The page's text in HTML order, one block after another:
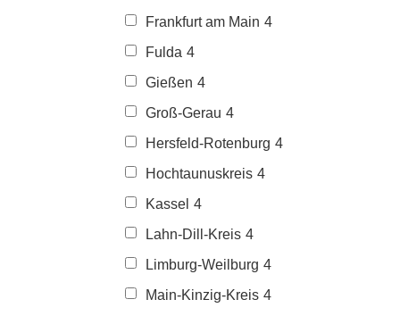
Frankfurt am Main 4
Fulda 4
Gießen 4
Groß-Gerau 4
Hersfeld-Rotenburg 4
Hochtaunuskreis 4
Kassel 4
Lahn-Dill-Kreis 4
Limburg-Weilburg 4
Main-Kinzig-Kreis 4